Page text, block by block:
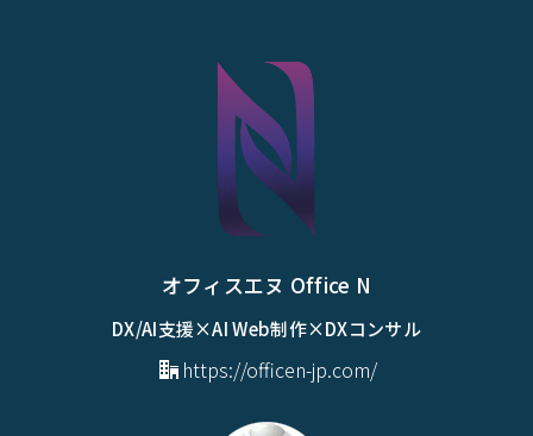
オフィスエヌ Office N
DX/AI支援×AI Web制作×DXコンサル
https://officen-jp.com/